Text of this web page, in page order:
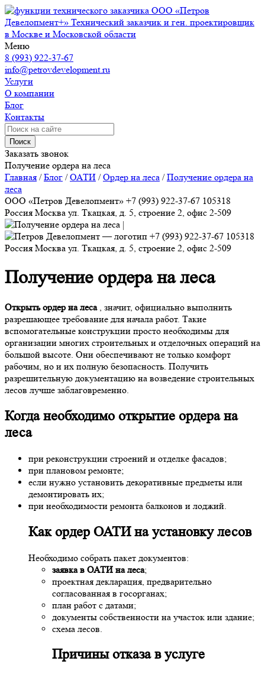
ООО «Петров
Девелопмент+» Технический заказчик и ген. проектировщик
в Москве и Московской области
Меню
8 (993) 922-37-67
info@petrovdevelopment.ru
Услуги
О компании
Блог
Контакты
Поиск
Заказать звонок
Получение ордера на леса
Главная /Блог /ОАТИ /Ордер на леса /Получение ордера на
леса
ООО «Петров Девелопмент» +7 (993) 922-37-67 105318
Россия Москва ул. Ткацкая, д. 5, строение 2, офис 2-509
+7 (993) 922-37-67 105318
Россия Москва ул. Ткацкая, д. 5, строение 2, офис 2-509
Получение ордера на леса
Открыть ордер на леса , значит, официально выполнить
разрешающее требование для начала работ. Такие
вспомогательные конструкции просто необходимы для
организации многих строительных и отделочных операций на
большой высоте. Они обеспечивают не только комфорт
рабочим, но и их полную безопасность. Получить
разрешительную документацию на возведение строительных
лесов лучше заблаговременно.
Когда необходимооткрытие ордера на
леса
при реконструкции строений и отделке фасадов;
при плановом ремонте;
если нужно установить декоративные предметы или
демонтировать их;
при необходимости ремонта балконов и лоджий.
Какордер ОАТИ на установку лесов
Необходимо собрать пакет документов:
заявка в ОАТИ на леса;
проектная декларация, предварительно
согласованная в госорганах;
план работ с датами;
документы собственности на участок или здание;
схема лесов.
Причины отказа в услуге